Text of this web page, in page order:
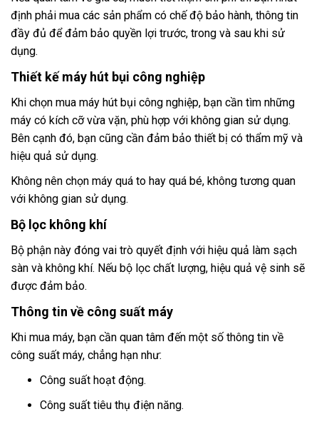
định phải mua các sản phẩm có chế độ bảo hành, thông tin
đầy đủ để đảm bảo quyền lợi trước, trong và sau khi sử
dụng.
Thiết kế máy hút bụi công nghiệp
Khi chọn mua máy hút bụi công nghiệp, bạn cần tìm những
máy có kích cỡ vừa vặn, phù hợp với không gian sử dụng.
Bên cạnh đó, bạn cũng cần đảm bảo thiết bị có thẩm mỹ và
hiệu quả sử dụng.
Không nên chọn máy quá to hay quá bé, không tương quan
với không gian sử dụng.
Bộ lọc không khí
Bộ phận này đóng vai trò quyết định với hiệu quả làm sạch
sàn và không khí. Nếu bộ lọc chất lượng, hiệu quả vệ sinh sẽ
được đảm bảo.
Thông tin về công suất máy
Khi mua máy, bạn cần quan tâm đến một số thông tin về
công suất máy, chẳng hạn như:
Công suất hoạt động.
Công suất tiêu thụ điện năng.